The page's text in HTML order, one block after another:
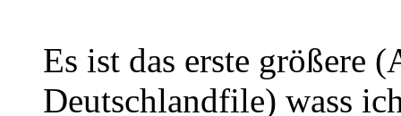
Es ist das erste größere
Deutschlandfile) wass